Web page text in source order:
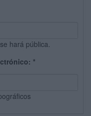
hará pública.
*